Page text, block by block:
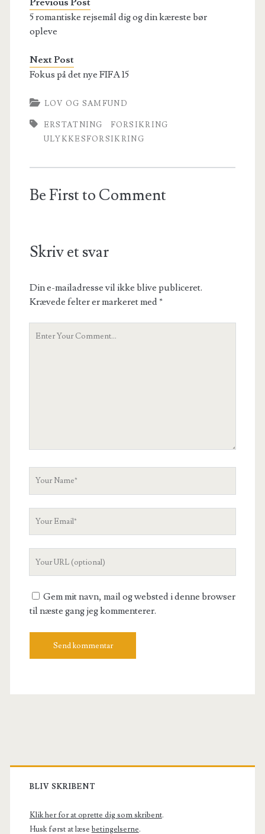
Previous Post
5 romantiske rejsemål dig og din kæreste bør
opleve
Next Post
Fokus på det nye FIFA 15
LOV OG SAMFUND
ERSTATNING
FORSIKRING
ULYKKESFORSIKRING
Be First to Comment
Skriv et svar
Din e-mailadresse vil ikke blive publiceret.
Krævede felter er markeret med*
Your
Gem mit navn, mail og websted i denne browser
til næste gang jeg kommenterer.
Primary
Sidebar
BLIV SKRIBENT
Klik her for at oprette dig som skribent.
Husk først at læse betingelserne.